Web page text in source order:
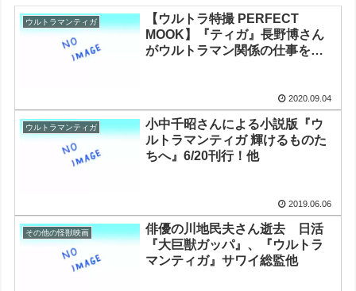
ウルトラマンティガ
【ウルトラ特撮 PERFECT
MOOK】『ティガ』長野博さん
がウルトラマン関係の仕事をし
2020.09.04
ウルトラマンティガ
小中千昭さんによる小説版『ウ
ルトラマンティガ 輝けるものた
ちへ』6/20刊行！他
2019.06.06
その他の怪獣映画
俳優の川地民夫さん逝去 日活
『大巨獣ガッパ』、『ウルトラ
マンティガ』サワイ総監他